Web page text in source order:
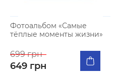
Фотоальбом «Самые
тёплые моменты жизни»
699 грн
649 грн